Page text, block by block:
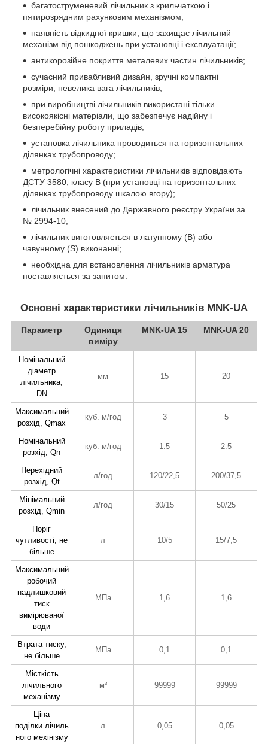
багатоструменевий лічильник з крильчаткою і
пятирозрядним рахунковим механізмом;
наявність відкидної кришки, що захищає лічильний
механізм від пошкоджень при установці і експлуатації;
антикорозійне покриття металевих частин лічильників;
сучасний привабливий дизайн, зручні компактні
розміри, невелика вага лічильників;
при виробництві лічильників використані тільки
високоякісні матеріали, що забезпечує надійну і
безперебійну роботу приладів;
установка лічильника проводиться на горизонтальних
ділянках трубопроводу;
метрологічні характеристики лічильників відповідають
ДСТУ 3580, класу В (при установці на горизонтальних
ділянках трубопроводу шкалою вгору);
лічильник внесений до Державного реєстру України за
№ 2994-10;
лічильник виготовляється в латунному (B) або
чавунному (S) виконанні;
необхідна для встановлення лічильників арматура
поставляється за запитом.
Основні характеристики лічильників MNK-UA
Параметр
Одиниця
виміру
MNK-UA 15 MNK-UA 20
Номінальний
діаметр
лічильника,
DN
мм 15 20
Максимальний
розхід, Qmax
куб. м/год 3 5
Номінальний
розхід, Qn
куб. м/год 1.5 2.5
Перехідний
розхід, Qt
л/год 120/22,5 200/37,5
Мінімальний
розхід, Qmin
л/год 30/15 50/25
Поріг
чутливості, не
більше
л 10/5 15/7,5
Максимальний
робочий
надлишковий
тиск
вимірюваної
води
МПа 1,6 1,6
Втрата тиску,
не більше
МПа 0,1 0,1
Місткість
лічильного
механізму
м³ 99999 99999
Ціна
поділки лічиль
ного мехінізму
л 0,05 0,05